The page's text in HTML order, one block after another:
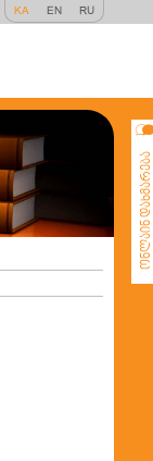
KA EN RU
ონლაინ დახმარება